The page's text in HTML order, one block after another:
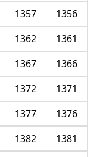
1356
1357
1361
1362
1366
1367
1371
1372
1376
1377
1381
1382